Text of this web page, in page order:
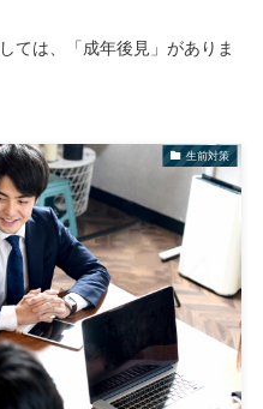
ては、「成年後見」がありま
生前対策